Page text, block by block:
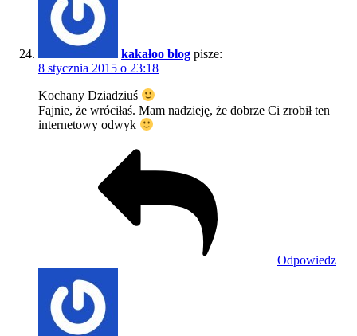
kakałoo blog pisze:
8 stycznia 2015 o 23:18
Kochany Dziadziuś
Fajnie, że wróciłaś. Mam nadzieję, że dobrze Ci zrobił ten
internetowy odwyk
Odpowiedz